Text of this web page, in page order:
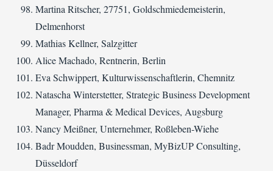
Martina Ritscher, 27751, Goldschmiedemeisterin,
Delmenhorst
Mathias Kellner, Salzgitter
Alice Machado, Rentnerin, Berlin
Eva Schwippert, Kulturwissenschaftlerin, Chemnitz
Natascha Winterstetter, Strategic Business Development
Manager, Pharma & Medical Devices, Augsburg
Nancy Meißner, Unternehmer, Roßleben-Wiehe
Badr Moudden, Businessman, MyBizUP Consulting,
Düsseldorf